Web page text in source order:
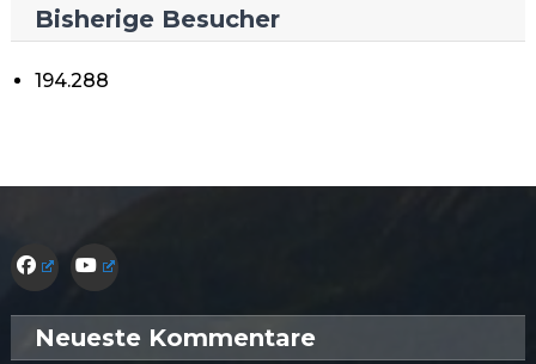
Bisherige Besucher
194.288
Neueste Kommentare